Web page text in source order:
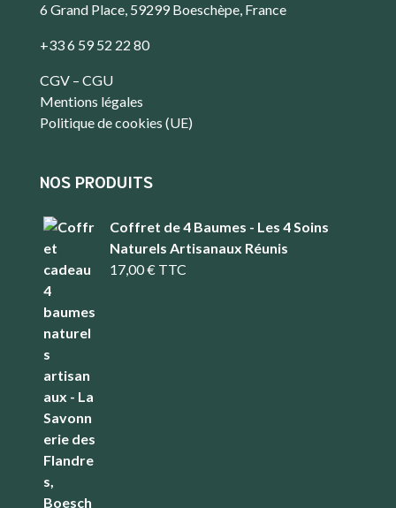
6 Grand Place, 59299 Boeschèpe, France
+33 6 59 52 22 80
CGV – CGU
Mentions légales
Politique de cookies (UE)
NOS PRODUITS
Coffret de 4 Baumes - Les 4 Soins
Naturels Artisanaux Réunis
17,00€